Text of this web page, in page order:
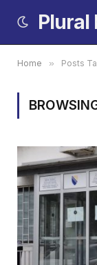
Plural
Home » Posts